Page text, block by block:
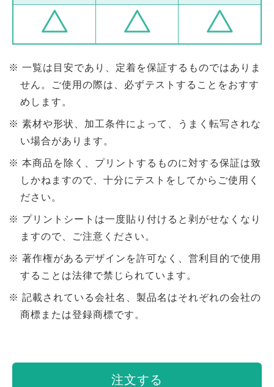
一覧は目安であり、定着を保証するものではありま
せん。ご使用の際は、必ずテストすることをおすす
めします。
素材や形状、加工条件によって、うまく転写されな
い場合があります。
本商品を除く、プリントするものに対する保証は致
しかねますので、十分にテストをしてからご使用く
ださい。
プリントシートは一度貼り付けると剥がせなくなり
ますので、ご注意ください。
著作権があるデザインを許可なく、営利目的で使用
することは法律で禁じられています。
記載されている会社名、製品名はそれぞれの会社の
商標または登録商標です。
注文する